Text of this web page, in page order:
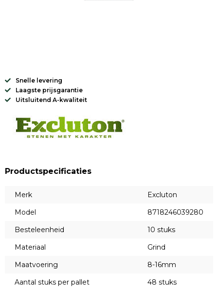
Snelle levering
Laagste prijsgarantie
Uitsluitend A-kwaliteit
Productspecificaties
Merk
Excluton
Model
8718246039280
Besteleenheid
10 stuks
Materiaal
Grind
Maatvoering
8-16mm
Aantal stuks per pallet
48 stuks